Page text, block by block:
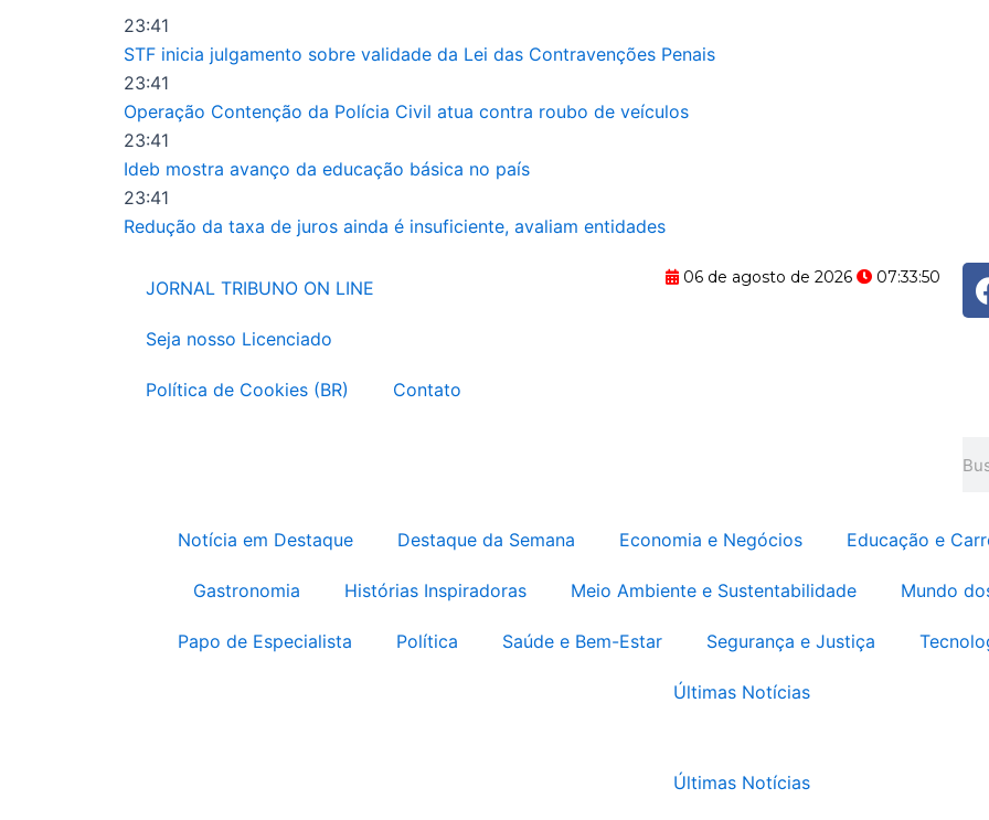
23:41
STF inicia julgamento sobre validade da Lei das Contravenções Penais
23:41
Operação Contenção da Polícia Civil atua contra roubo de veículos
23:41
Ideb mostra avanço da educação básica no país
23:41
Redução da taxa de juros ainda é insuficiente, avaliam entidades
JORNAL TRIBUNO ON LINE
Seja nosso Licenciado
Política de Cookies (BR) Contato
06 de agosto de 2026 07:33:51
Notícia em Destaque Destaque da Semana Economia e Negócios Educação e
Gastronomia Histórias Inspiradoras Meio Ambiente e Sustentabilidade Mundo
Papo de Especialista Política Saúde e Bem-Estar Segurança e Justiça
Últimas Notícias
Últimas Notícias